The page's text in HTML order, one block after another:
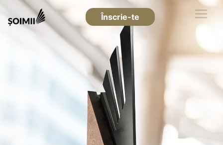
Înscrie-te